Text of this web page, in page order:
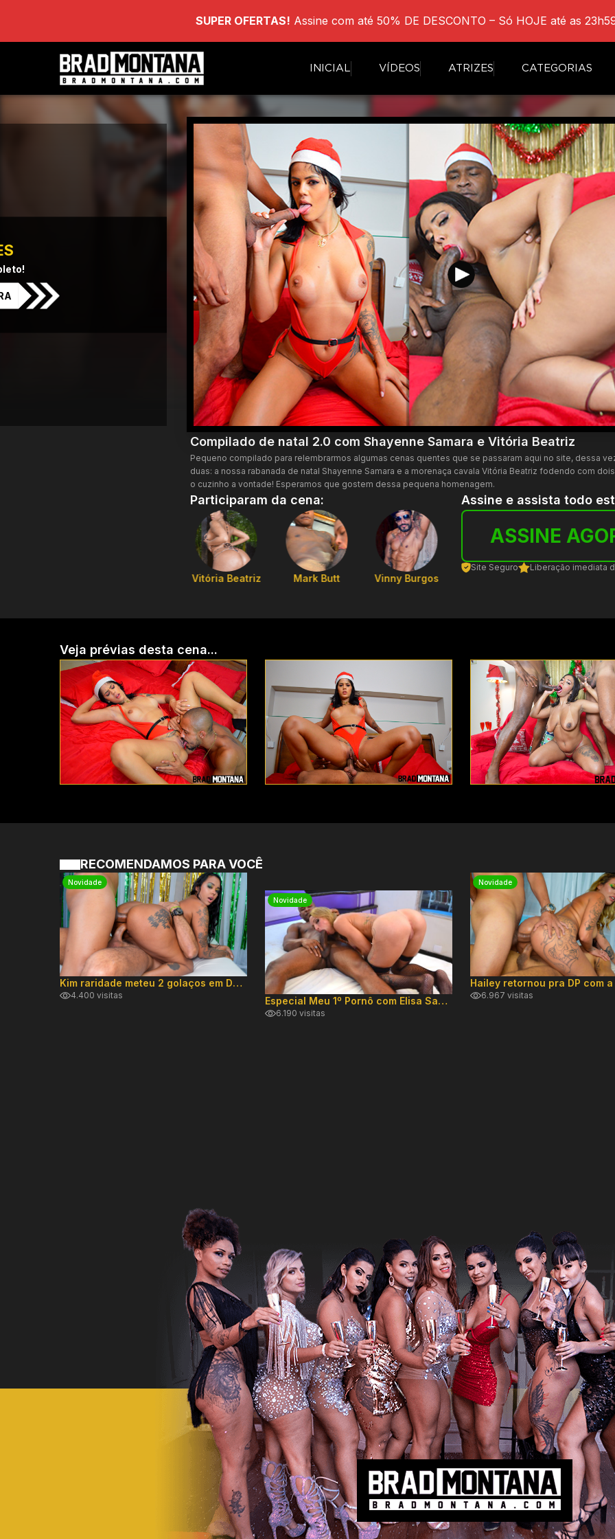
SUPER OFERTAS! Assine com até 50% DE DESCONTO – Só HOJE até as
INICIAL VÍDEOS ATRIZES CATEGORIAS
Compilado de natal 2.0 com Shayenne Samara e Vitória Beatriz
Pequeno compilado para relembrarmos algumas cenas quentes que se passaram aqui no site, dessa
duas: a nossa rabanada de natal Shayenne Samara e a morenaça cavala Vitória Beatriz fodendo com
o cuzinho a vontade! Esperamos que gostem dessa pequena homenagem.
Participaram da cena:
Vitória Beatriz Mark Butt Vinny Burgos
Assine e assista todo
ASSINE
Site Seguro Liberação imediata
Veja prévias desta cena...
RECOMENDAMOS PARA VOCÊ
Novidade
Kim raridade meteu 2 golaços em DP hard!
4.400 visitas
Novidade
Especial Meu 1º Pornô com Elisa Sanches
6.190 visitas
Novidade
6.967 visitas